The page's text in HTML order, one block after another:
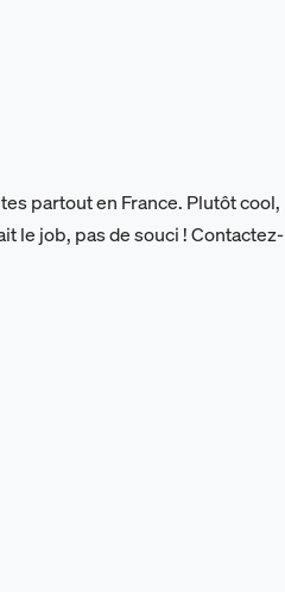
partout en France. Plutôt cool,
le job, pas de souci ! Contactez-